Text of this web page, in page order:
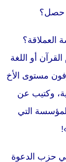
حصل؟
العملاقة؟
أو اللغة
مستوى الأخ
وكتيب عن
التي
حزب الدعوة